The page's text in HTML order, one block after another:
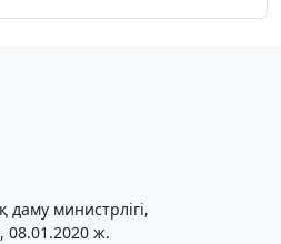
министрлігі,
08.01.2020 ж.